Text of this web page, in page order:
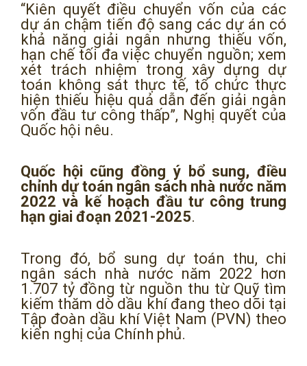
“Kiên quyết điều chuyển vốn của các
dự án chậm tiến độ sang các dự án có
khả năng giải ngân nhưng thiếu vốn,
hạn chế tối đa việc chuyển nguồn; xem
xét trách nhiệm trong xây dựng dự
toán không sát thực tế, tổ chức thực
hiện thiếu hiệu quả dẫn đến giải ngân
vốn đầu tư công thấp”, Nghị quyết của
Quốc hội nêu.
Quốc hội cũng đồng ý bổ sung, điều
chỉnh dự toán ngân sách nhà nước năm
2022 và kế hoạch đầu tư công trung
hạn giai đoạn 2021-2025.
Trong đó, bổ sung dự toán thu, chi
ngân sách nhà nước năm 2022 hơn
1.707 tỷ đồng từ nguồn thu từ Quỹ tìm
kiếm thăm dò dầu khí đang theo dõi tại
Tập đoàn dầu khí Việt Nam (PVN) theo
kiến nghị của Chính phủ.